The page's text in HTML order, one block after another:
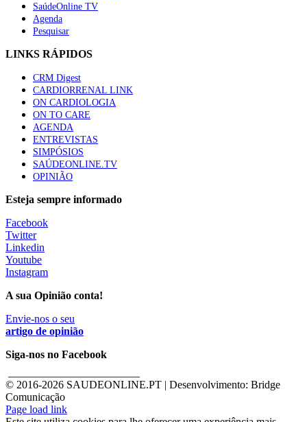
SaúdeOnline TV
Agenda
Pesquisar
LINKS RÁPIDOS
CRM Digest
CARDIORRENAL LINK
ON CARDIOLOGIA
ON TO CARE
AGENDA
ENTREVISTAS
SIMPÓSIOS
SAÚDEONLINE.TV
OPINIÃO
Esteja sempre informado
Facebook
Twitter
Linkedin
Youtube
Instagram
A sua Opinião conta!
Envie-nos o seu
artigo de opinião
Siga-nos no Facebook
© 2016-2026 SAUDEONLINE.PT | Desenvolvimento: Bridge
Comunicação
Page load link